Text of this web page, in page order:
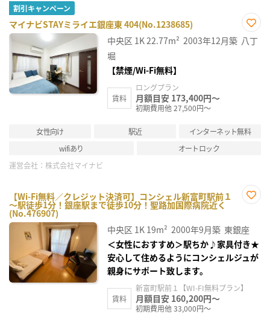
割引キャンペーン
マイナビSTAYミライエ銀座東 404(No.1238685)
お気
に入
中央区 1K22.77m² 2003年12月築 八丁
堀
【禁煙/Wi-Fi無料】
賃料
ロングプラン
月額目安 173,400円～
初期費用他 27,500円～
女性向け 駅近
インターネット無料
wifiあり
オートロック
運営会社： 株式会社マイナビ
【Wi-Fi無料／クレジット決済可】コンシェル新富町駅前１
～駅徒歩1分！銀座駅まで徒歩10分！聖路加国際病院近く
(No.476907)
り登
録
中央区 1K 19m² 2000年9月築 東銀座
＜女性におすすめ＞駅ちか♪家具付き★
安心して住めるようにコンシェルジュが
親身にサポート致します。
賃料
新富町駅前１【WI-FI無料プラン】
月額目安 160,200円～
初期費用他 33,000円～